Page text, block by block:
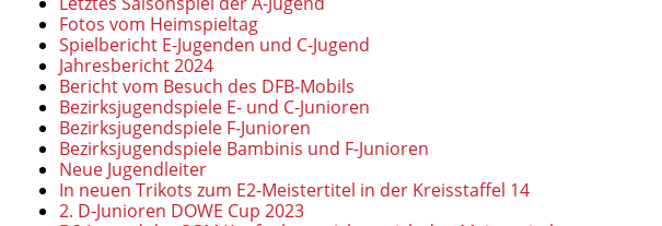
Fotos vom Heimspieltag
Spielbericht E-Jugenden und C-Jugend
Jahresbericht 2024
Bericht vom Besuch des DFB-Mobils
Bezirksjugendspiele E- und C-Junioren
Bezirksjugendspiele F-Junioren
Bezirksjugendspiele Bambinis und F-Junioren
Neue Jugendleiter
In neuen Trikots zum E2-Meistertitel in der Kreisstaffel 14
2. D-Junioren DOWE Cup 2023